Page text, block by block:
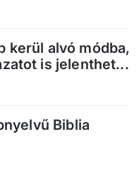
kerül alvó módba,
is jelenthet...
Biblia